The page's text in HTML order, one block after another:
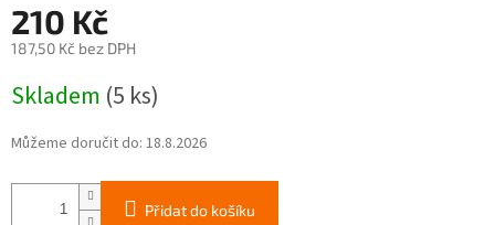
210 Kč
187,50 Kč bez DPH
cena:
Skladem (5 ks)
Můžeme doručit do: 18.8.2026
Přidat do košíku